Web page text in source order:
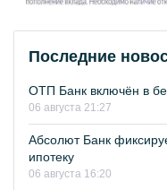
Последние
ОТП Банк включён в
06 августа 21:27
Абсолют Банк
ипотеку
06 августа 16:20